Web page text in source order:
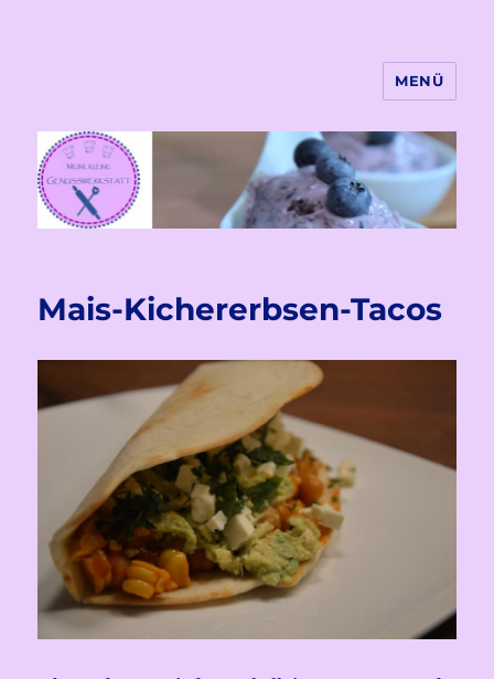
Meine kleine Genusswekstatt
MENÜ
Mais-Kichererbsen-Tacos